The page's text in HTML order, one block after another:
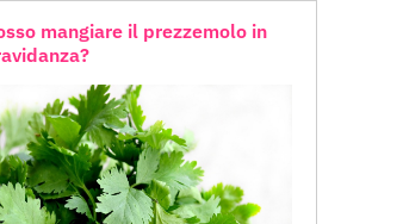
mangiare il prezzemolo in